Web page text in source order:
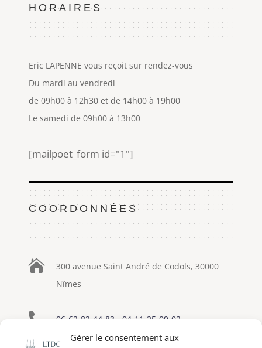
Gérer le consentement aux
HORAIRES
Eric LAPENNE vous reçoit sur rendez-vous
Du mardi au vendredi
de 09h00 à 12h30 et de 14h00 à 19h00
Le samedi de 09h00 à 13h00
[mailpoet_form id="1"]
COORDONNÉES

300 avenue Saint André de Codols, 30000
Nîmes
 06-62-82-44-83 04-11-25-09-02